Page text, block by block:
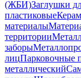
(ЖБИ)Заглушки
пластиковые
материалы
территории
заборы
лицПарковочные
металлический